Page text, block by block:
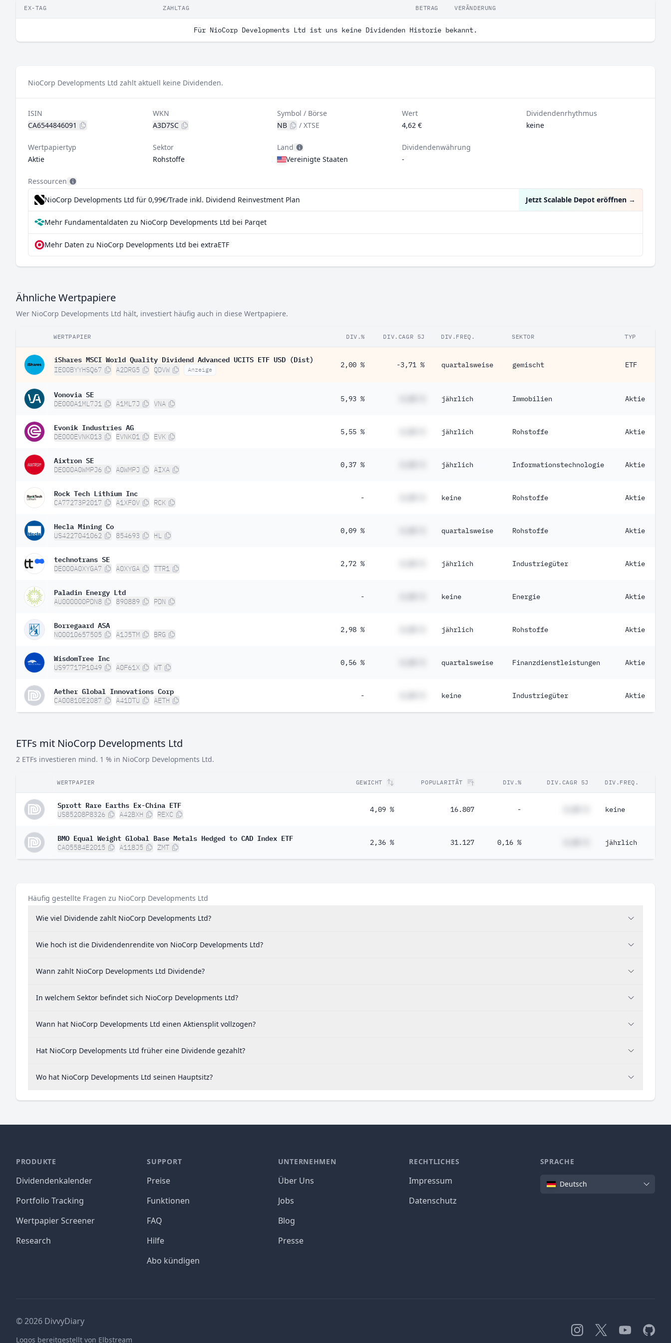
EX-TAG ZAHLTAG BETRAG VERÄNDERUNG
Für NioCorp Developments Ltd ist uns keine Dividenden Historie bekannt.
NioCorp Developments Ltd zahlt aktuell keine Dividenden.
ISIN
CA6544846091
WKN
A3D7SC
Symbol / Börse
NB
/XTSE
Wert
4,62 €
Dividendenrhythmus
keine
Wertpapiertyp
Aktie
Sektor
Rohstoffe
Land
Vereinigte Staaten
Dividendenwährung
-
Ressourcen
NioCorp Developments Ltd für 0,99€/Trade inkl. Dividend Reinvestment Plan
Jetzt Scalable Depot eröffnen →
Mehr Fundamentaldaten zu NioCorp Developments Ltd bei Parqet
Mehr Daten zu NioCorp Developments Ltd bei extraETF
Ähnliche Wertpapiere
Wer NioCorp Developments Ltd hält, investiert häufig auch in diese Wertpapiere.
WERTPAPIER DIV.% DIV.CAGR 5J DIV.FREQ. SEKTOR TYP
iShares MSCI World Quality Dividend Advanced UCITS ETF USD (Dist)
IE00BYYHSQ67 A2DRG5 QDVW Anzeige
2,00 % -3,71 % quartalsweise gemischt ETF
Vonovia SE
DE000A1ML7J1 A1ML7J VNA
5,93 % jährlich Immobilien Aktie
Evonik Industries AG
DE000EVNK013 EVNK01 EVK
5,55 % jährlich Rohstoffe Aktie
Aixtron SE
DE000A0WMPJ6 A0WMPJ AIXA
0,37 % jährlich Informationstechnologie Aktie
Rock Tech Lithium Inc
CA77273P2017 A1XF0V RCK
- keine Rohstoffe Aktie
Hecla Mining Co
US4227041062 854693 HL
0,09 % quartalsweise Rohstoffe Aktie
technotrans SE
DE000A0XYGA7 A0XYGA TTR1
2,72 % jährlich Industriegüter Aktie
Paladin Energy Ltd
AU000000PDN8 890889 PDN
- keine Energie Aktie
Borregaard ASA
NO0010657505 A1J5TM BRG
2,98 % jährlich Rohstoffe Aktie
WisdomTree Inc
US97717P1049 A0F61X WT
0,56 % quartalsweise Finanzdienstleistungen Aktie
Aether Global Innovations Corp
CA00810E2087 A41DTU AETH
- keine Industriegüter Aktie
ETFs mit NioCorp Developments Ltd
2 ETFs investieren mind. 1 % in NioCorp Developments Ltd.
WERTPAPIER GEWICHT POPULARITÄT DIV.% DIV.CAGR 5J DIV.FREQ.
Sprott Rare Earths Ex-China ETF
US85208P8326 A42BXH REXC
4,09 % 16.807 - keine
BMO Equal Weight Global Base Metals Hedged to CAD Index ETF
CA05584E2015 A118J5 ZMT
2,36 % 31.127 0,16 % jährlich
Häufig gestellte Fragen zu NioCorp Developments Ltd
Wie viel Dividende zahlt NioCorp Developments Ltd?
Wie hoch ist die Dividendenrendite von NioCorp Developments Ltd?
Wann zahlt NioCorp Developments Ltd Dividende?
In welchem Sektor befindet sich NioCorp Developments Ltd?
Wann hat NioCorp Developments Ltd einen Aktiensplit vollzogen?
Hat NioCorp Developments Ltd früher eine Dividende gezahlt?
Wo hat NioCorp Developments Ltd seinen Hauptsitz?
PRODUKTE
Dividendenkalender
Portfolio Tracking
Wertpapier Screener
Research
SUPPORT
Preise
Funktionen
FAQ
Hilfe
Abo kündigen
UNTERNEHMEN
Über Uns
Jobs
Blog
Presse
RECHTLICHES
Impressum
Datenschutz
SPRACHE
SpracheDeutsch
Instagram
X YouTubeGitHub
©2026 DivvyDiary
Logos bereitgestellt von Elbstream